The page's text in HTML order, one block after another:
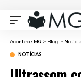
Acontece MG > Blog >
NOTÍCIAS